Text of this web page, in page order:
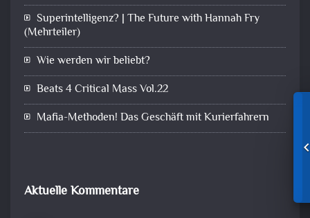
Superintelligenz? | The Future with Hannah Fry
(Mehrteiler)
Wie werden wir beliebt?
Beats 4 Critical Mass Vol.22
Mafia-Methoden! Das Geschäft mit Kurierfahrern
Aktuelle Kommentare